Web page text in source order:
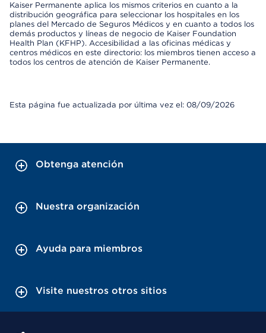
Kaiser Permanente aplica los mismos criterios en cuanto a la
distribución geográfica para seleccionar los hospitales en los
planes del Mercado de Seguros Médicos y en cuanto a todos los
demás productos y líneas de negocio de Kaiser Foundation
Health Plan (KFHP). Accesibilidad a las oficinas médicas y
centros médicos en este directorio: los miembros tienen acceso a
todos los centros de atención de Kaiser Permanente.
Esta página fue actualizada por última vez el: 08/09/2026
Obtenga atención
Nuestra organización
Ayuda para miembros
Visite nuestros otros sitios